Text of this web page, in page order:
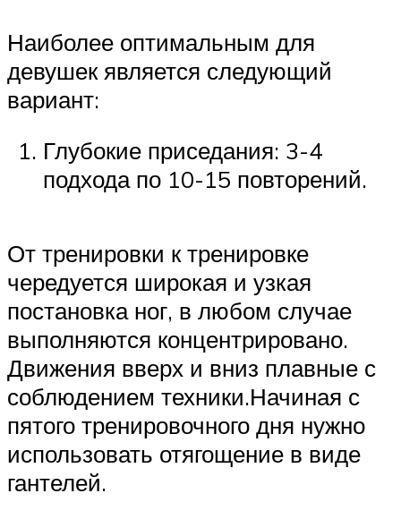
Наиболее оптимальным для
девушек является следующий
вариант:
Глубокие приседания: 3-4
подхода по 10-15 повторений.
От тренировки к тренировке
чередуется широкая и узкая
постановка ног, в любом случае
выполняются концентрировано.
Движения вверх и вниз плавные с
соблюдением техники.Начиная с
пятого тренировочного дня нужно
использовать отягощение в виде
гантелей.